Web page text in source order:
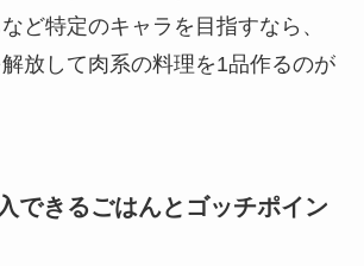
ど特定のキャラを目指すなら、
放して肉系の料理を1品作るのが
できるごはんとゴッチポイン